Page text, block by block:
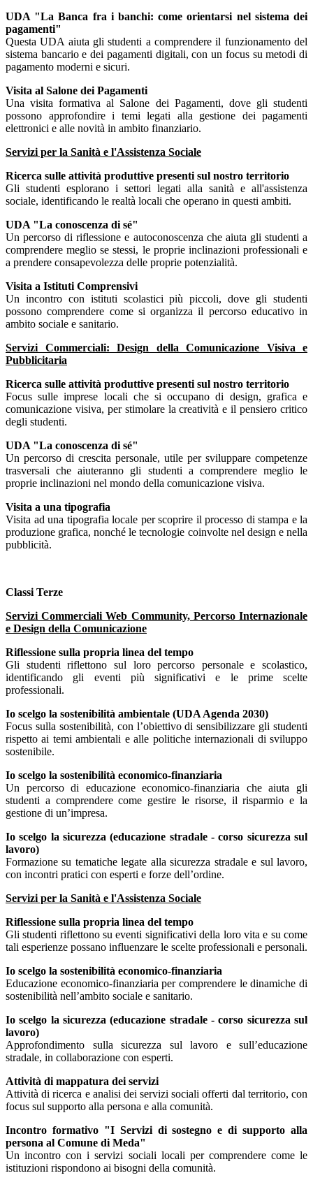
UDA "La Banca fra i banchi: come orientarsi nel sistema dei
pagamenti"
Questa UDA aiuta gli studenti a comprendere il funzionamento del
sistema bancario e dei pagamenti digitali, con un focus su metodi di
pagamento moderni e sicuri.
Visita al Salone dei Pagamenti
Una visita formativa al Salone dei Pagamenti, dove gli studenti
possono approfondire i temi legati alla gestione dei pagamenti
elettronici e alle novità in ambito finanziario.
Servizi per la Sanità e l'Assistenza Sociale
Ricerca sulle attività produttive presenti sul nostro territorio
Gli studenti esplorano i settori legati alla sanità e all'assistenza
sociale, identificando le realtà locali che operano in questi ambiti.
UDA "La conoscenza di sé"
Un percorso di riflessione e autoconoscenza che aiuta gli studenti a
comprendere meglio se stessi, le proprie inclinazioni professionali e
a prendere consapevolezza delle proprie potenzialità.
Visita a Istituti Comprensivi
Un incontro con istituti scolastici più piccoli, dove gli studenti
possono comprendere come si organizza il percorso educativo in
ambito sociale e sanitario.
Servizi Commerciali: Design della Comunicazione Visiva e
Pubblicitaria
Ricerca sulle attività produttive presenti sul nostro territorio
Focus sulle imprese locali che si occupano di design, grafica e
comunicazione visiva, per stimolare la creatività e il pensiero critico
degli studenti.
UDA "La conoscenza di sé"
Un percorso di crescita personale, utile per sviluppare competenze
trasversali che aiuteranno gli studenti a comprendere meglio le
proprie inclinazioni nel mondo della comunicazione visiva.
Visita a una tipografia
Visita ad una tipografia locale per scoprire il processo di stampa e la
produzione grafica, nonché le tecnologie coinvolte nel design e nella
pubblicità.
Classi Terze
Servizi Commerciali Web Community, Percorso Internazionale
e Design della Comunicazione
Riflessione sulla propria linea del tempo
Gli studenti riflettono sul loro percorso personale e scolastico,
identificando gli eventi più significativi e le prime scelte
professionali.
Io scelgo la sostenibilità ambientale (UDA Agenda 2030)
Focus sulla sostenibilità, con l’obiettivo di sensibilizzare gli studenti
rispetto ai temi ambientali e alle politiche internazionali di sviluppo
sostenibile.
Io scelgo la sostenibilità economico-finanziaria
Un percorso di educazione economico-finanziaria che aiuta gli
studenti a comprendere come gestire le risorse, il risparmio e la
gestione di un’impresa.
Io scelgo la sicurezza (educazione stradale - corso sicurezza sul
lavoro)
Formazione su tematiche legate alla sicurezza stradale e sul lavoro,
con incontri pratici con esperti e forze dell’ordine.
Servizi per la Sanità e l'Assistenza Sociale
Riflessione sulla propria linea del tempo
Gli studenti riflettono su eventi significativi della loro vita e su come
tali esperienze possano influenzare le scelte professionali e personali.
Io scelgo la sostenibilità economico-finanziaria
Educazione economico-finanziaria per comprendere le dinamiche di
sostenibilità nell’ambito sociale e sanitario.
Io scelgo la sicurezza (educazione stradale - corso sicurezza sul
lavoro)
Approfondimento sulla sicurezza sul lavoro e sull’educazione
stradale, in collaborazione con esperti.
Attività di mappatura dei servizi
Attività di ricerca e analisi dei servizi sociali offerti dal territorio, con
focus sul supporto alla persona e alla comunità.
Incontro formativo "I Servizi di sostegno e di supporto alla
persona al Comune di Meda"
Un incontro con i servizi sociali locali per comprendere come le
istituzioni rispondono ai bisogni della comunità.